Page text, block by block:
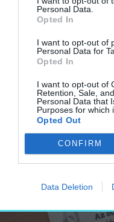
Personal Data.
Opted In
I want to opt-out of
Personal Data for
Opted In
I want to opt-out of
Retention, Sale,
Personal Data that
Purposes for which
Opted Out
CONFIRM
Data Deletion
mutatja be,
is inspirál, így a
örökség
élményében